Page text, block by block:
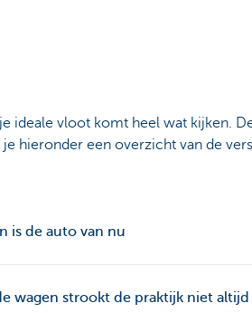
ideale vloot komt heel wat kijken.
je hieronder een overzicht van de
is de auto van nu
wagen strookt de praktijk niet